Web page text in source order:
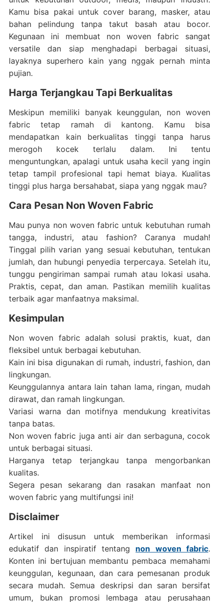
Kamu bisa pakai untuk cover barang, masker, atau
bahan pelindung tanpa takut basah atau bocor.
Kegunaan ini membuat non woven fabric sangat
versatile dan siap menghadapi berbagai situasi,
layaknya superhero kain yang nggak pernah minta
pujian.
Harga Terjangkau Tapi Berkualitas
Meskipun memiliki banyak keunggulan, non woven
fabric tetap ramah di kantong. Kamu bisa
mendapatkan kain berkualitas tinggi tanpa harus
merogoh kocek terlalu dalam. Ini tentu
menguntungkan, apalagi untuk usaha kecil yang ingin
tetap tampil profesional tapi hemat biaya. Kualitas
tinggi plus harga bersahabat, siapa yang nggak mau?
Cara Pesan Non Woven Fabric
Mau punya non woven fabric untuk kebutuhan rumah
tangga, industri, atau fashion? Caranya mudah!
Tinggal pilih varian yang sesuai kebutuhan, tentukan
jumlah, dan hubungi penyedia terpercaya. Setelah itu,
tunggu pengiriman sampai rumah atau lokasi usaha.
Praktis, cepat, dan aman. Pastikan memilih kualitas
terbaik agar manfaatnya maksimal.
Kesimpulan
Non woven fabric adalah solusi praktis, kuat, dan
fleksibel untuk berbagai kebutuhan.
Kain ini bisa digunakan di rumah, industri, fashion, dan
lingkungan.
Keunggulannya antara lain tahan lama, ringan, mudah
dirawat, dan ramah lingkungan.
Variasi warna dan motifnya mendukung kreativitas
tanpa batas.
Non woven fabric juga anti air dan serbaguna, cocok
untuk berbagai situasi.
Harganya tetap terjangkau tanpa mengorbankan
kualitas.
Segera pesan sekarang dan rasakan manfaat non
woven fabric yang multifungsi ini!
Disclaimer
Artikel ini disusun untuk memberikan informasi
edukatif dan inspiratif tentang non woven fabric.
Konten ini bertujuan membantu pembaca memahami
keunggulan, kegunaan, dan cara pemesanan produk
secara mudah. Semua deskripsi dan saran bersifat
umum, bukan promosi lembaga atau perusahaan